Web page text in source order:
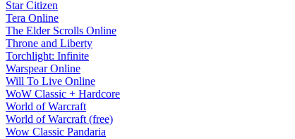
Star Citizen
Tera Online
The Elder Scrolls Online
Throne and Liberty
Torchlight: Infinite
Warspear Online
Will To Live Online
WoW Classic + Hardcore
World of Warcraft
World of Warcraft (free)
Wow Classic Pandaria